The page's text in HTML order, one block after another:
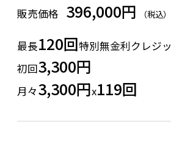
販売価格 396,000円 （税込）
最長120回特別無金利クレジ
初回3,300円
月々3,300円x119回